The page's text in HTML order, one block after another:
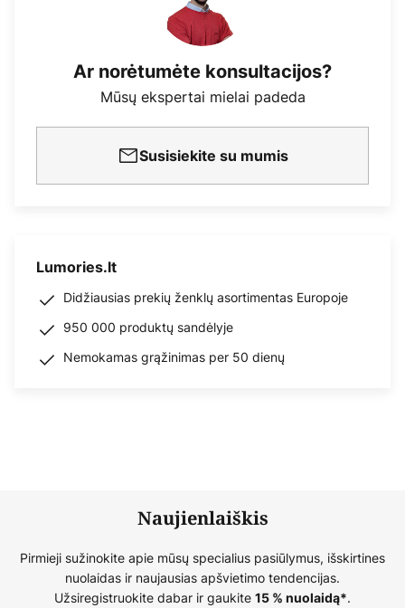
Ar norėtumėte konsultacijos?
Mūsų ekspertai mielai padeda
Susisiekite su mumis
Lumories.lt
Didžiausias prekių ženklų asortimentas Europoje
950 000 produktų sandėlyje
Nemokamas grąžinimas per 50 dienų
Naujienlaiškis
Pirmieji sužinokite apie mūsų specialius pasiūlymus, išskirtines
nuolaidas ir naujausias apšvietimo tendencijas.
Užsiregistruokite dabar ir gaukite 15 % nuolaidą*.